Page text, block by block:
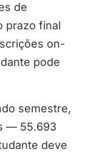
de
prazo final
on-
pode
semestre,
— 55.693
deve